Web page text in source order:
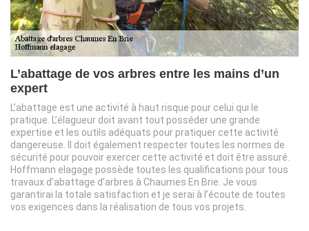
L’abattage de vos arbres entre les mains d’un
expert
L’abattage est une activité à haut risque pour celui qui le
pratique. L’élagueur doit avant tout posséder une grande
expertise et les outils adéquats pour pratiquer cette activité
dangereuse. Il doit également respecter toutes les normes de
sécurité pour pouvoir exercer cette activité et doit être assuré.
Hoffmann elagage possède toutes les qualifications pour tous
travaux d’abattage d’arbres à Chaumes En Brie. Je vous
garantirai la totale satisfaction et je serai à l’écoute de toutes
vos exigences dans la réalisation de tous vos projets.